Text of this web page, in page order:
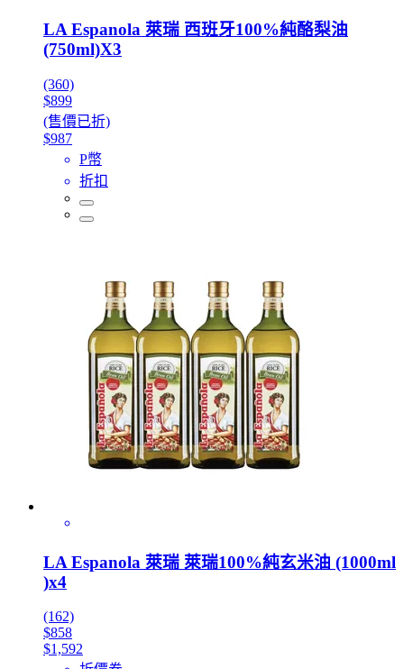
LA Espanola 萊瑞 西班牙100%純酪梨油
(750ml)X3
(360)
$899
(售價已折)
$987
P幣
折扣
LA Espanola 萊瑞 萊瑞100%純玄米油 (1000ml
)x4
(162)
$858
$1,592